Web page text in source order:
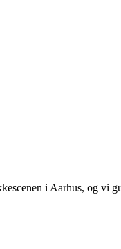
i Aarhus, og vi